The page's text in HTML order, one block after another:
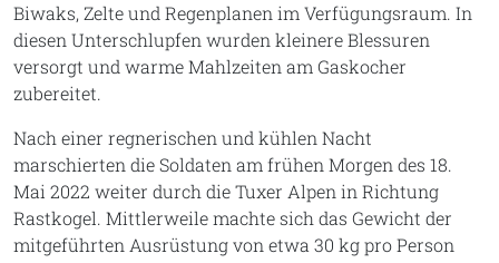
Biwaks, Zelte und Regenplanen im Verfügungsraum. In
diesen Unterschlupfen wurden kleinere Blessuren
versorgt und warme Mahlzeiten am Gaskocher
zubereitet.
Nach einer regnerischen und kühlen Nacht
marschierten die Soldaten am frühen Morgen des 18.
Mai 2022 weiter durch die Tuxer Alpen in Richtung
Rastkogel. Mittlerweile machte sich das Gewicht der
mitgeführten Ausrüstung von etwa 30 kg pro Person